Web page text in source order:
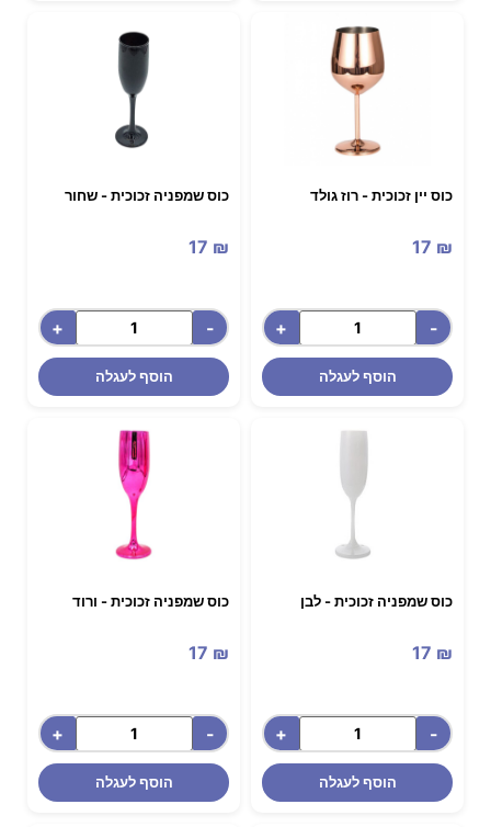
כוס יין זכוכית - רוז גולד
17 ₪
-
+
הוסף לעגלה
כוס שמפניה זכוכית - שחור
17 ₪
-
+
הוסף לעגלה
כוס שמפניה זכוכית - לבן
17 ₪
-
+
הוסף לעגלה
כוס שמפניה זכוכית - ורוד
17 ₪
-
+
הוסף לעגלה